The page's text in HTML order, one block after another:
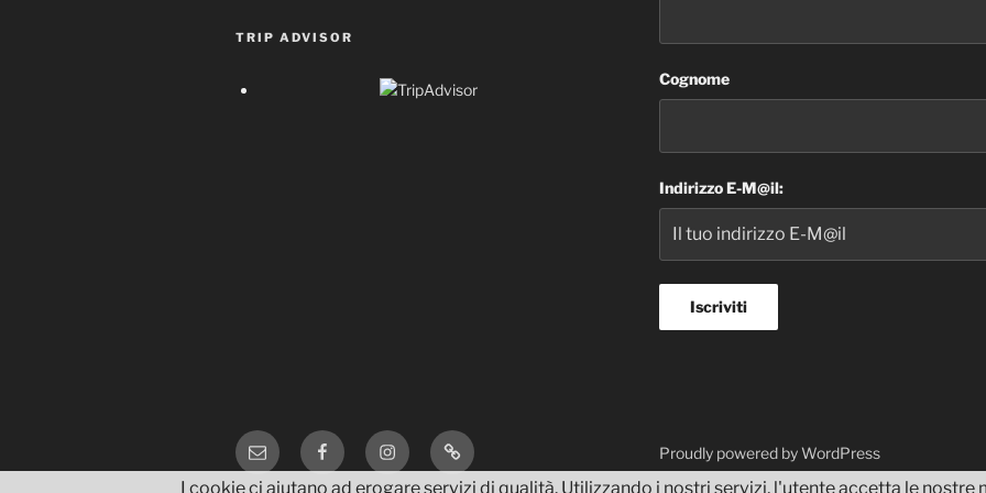
TRIP ADVISOR
Cognome
Indirizzo E-M@il:
Email FacebookInstagramTripAdvisor Proudly powered by WordPress
I cookie ci aiutano ad erogare servizi di qualità. Utilizzando i nostri servizi, l'utente accetta le nostre